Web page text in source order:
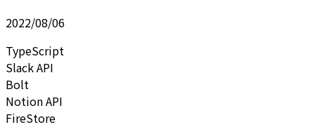
2022/08/06
TypeScript
Slack API
Bolt
Notion API
FireStore